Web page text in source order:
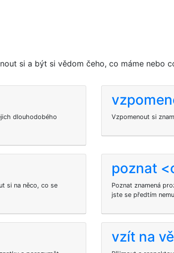
si a být si vědom čeho, co máme nebo
dlouhodobého
Vzpomenout si
si na něco, co se
poznat
Poznat znamená
jste se předtím
vzít na